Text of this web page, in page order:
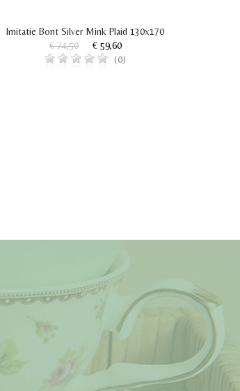
Imitatie Bont Silver Mink Plaid 130x170
€ 74,50
€ 59,60
(0)